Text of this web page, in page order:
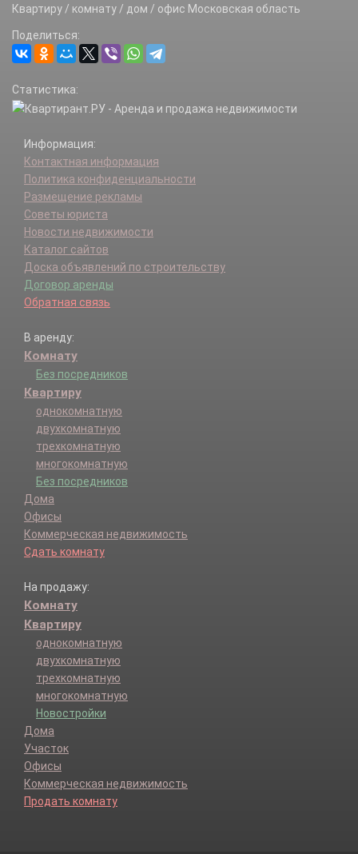
Квартиру / комнату / дом / офис Московская область
Поделиться:
Статистика:
Информация:
Контактная информация
Политика конфиденциальности
Размещение рекламы
Советы юриста
Новости недвижимости
Каталог сайтов
Доска объявлений по строительству
Договор аренды
Обратная связь
В аренду:
Комнату
Без посредников
Квартиру
однокомнатную
двухкомнатную
трехкомнатную
многокомнатную
Без посредников
Дома
Офисы
Коммерческая недвижимость
Сдать комнату
На продажу:
Комнату
Квартиру
однокомнатную
двухкомнатную
трехкомнатную
многокомнатную
Новостройки
Дома
Участок
Офисы
Коммерческая недвижимость
Продать комнату